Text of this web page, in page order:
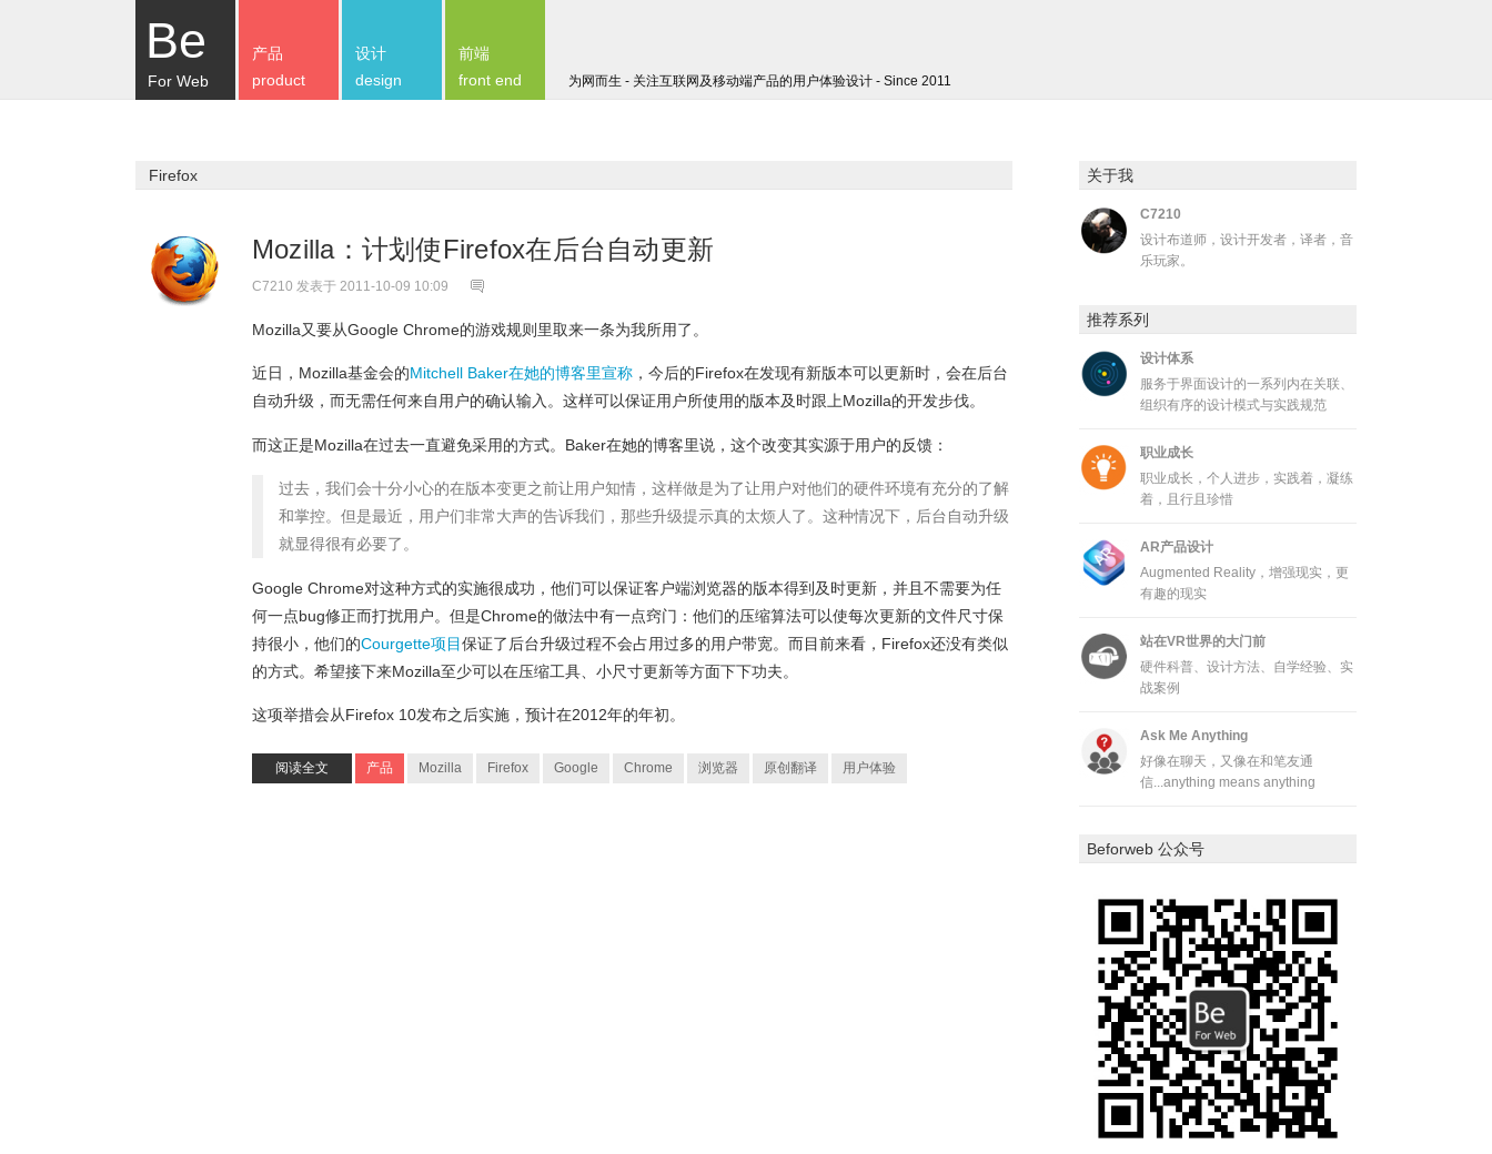
Be
For Web 为网而生 - 关注互联网及移动端产品的用户体验设计 - Since 2011
产品
product
设计
design
前端
front end
Firefox
Mozilla：计划使Firefox在后台自动更新
C7210 发表于 2011-10-09 10:09
Mozilla又要从Google Chrome的游戏规则里取来一条为我所用了。
近日，Mozilla基金会的Mitchell Baker在她的博客里宣称 ，今后的Firefox在发现有新版本可以更新时，会在后台
自动升级，而无需任何来自用户的确认输入。这样可以保证用户所使用的版本及时跟上Mozilla的开发步伐。
而这正是Mozilla在过去一直避免采用的方式。Baker在她的博客里说，这个改变其实源于用户的反馈：
过去，我们会十分小心的在版本变更之前让用户知情，这样做是为了让用户对他们的硬件环境有充分的了解
和掌控。但是最近，用户们非常大声的告诉我们，那些升级提示真的太烦人了。这种情况下，后台自动升级
就显得很有必要了。
Google Chrome对这种方式的实施很成功，他们可以保证客户端浏览器的版本得到及时更新，并且不需要为任
何一点bug修正而打扰用户。但是Chrome的做法中有一点窍门：他们的压缩算法可以使每次更新的文件尺寸保
持很小，他们的Courgette项目保证了后台升级过程不会占用过多的用户带宽。而目前来看，Firefox还没有类似
的方式。希望接下来Mozilla至少可以在压缩工具、小尺寸更新等方面下下功夫。
这项举措会从Firefox 10发布之后实施，预计在2012年的年初。
阅读全文 产品 Mozilla Firefox Google Chrome 浏览器 原创翻译 用户体验
关于我
C7210
设计布道师，设计开发者，译者，音
乐玩家。
推荐系列
设计体系
服务于界面设计的一系列内在关联、
组织有序的设计模式与实践规范
职业成长
职业成长，个人进步，实践着，凝练
着，且行且珍惜
AR产品设计
Augmented Reality，增强现实，更
有趣的现实
站在VR世界的大门前
硬件科普、设计方法、自学经验、实
战案例
Ask Me Anything
好像在聊天，又像在和笔友通
信...anything means anything
Beforweb 公众号